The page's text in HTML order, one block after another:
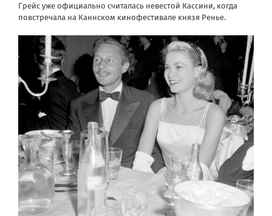
Грейс уже официально считалась невестой Кассини, когда
повстречала на Каннском кинофестивале князя Ренье.